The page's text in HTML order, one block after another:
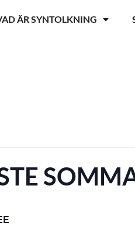
ÄR SYNTOLKNING